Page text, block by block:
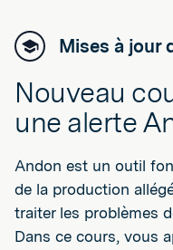
Mises à jour
Nouveau
une alerte
Andon est un outil
de la production
traiter les problèmes
Dans ce cours, vous